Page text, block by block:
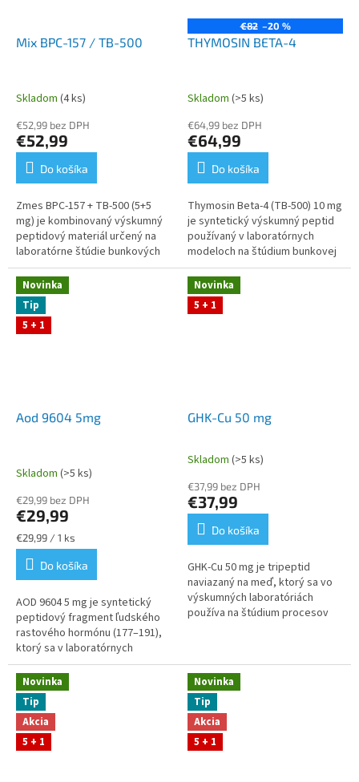
Mix BPC-157 / TB-500
Skladom (4 ks)
€52,99 bez DPH
€52,99
Do košíka
Zmes BPC‑157 + TB‑500 (5+5
mg) je kombinovaný výskumný
peptidový materiál určený na
laboratórne štúdie bunkových
procesov, tkanivovej dynamiky
a molekulárnych reakcií....
€82 –20 %
THYMOSIN BETA-4
Skladom (>5 ks)
€64,99 bez DPH
€64,99
Do košíka
Thymosin Beta‑4 (TB‑500) 10 mg
je syntetický výskumný peptid
používaný v laboratórnych
modeloch na štúdium bunkovej
dynamiky, tkanivových
procesov a molekulárnych
mechanizmov...
Novinka
Tip
5 + 1
Aod 9604 5mg
Skladom (>5 ks)
€29,99 bez DPH
€29,99
Jednotková
cena:
€29,99 / 1 ks
Do košíka
AOD 9604 5 mg je syntetický
peptidový fragment ľudského
rastového hormónu (177–191),
ktorý sa v laboratórnych
modeloch používa na štúdium
metabolických procesov,
regulácie...
Novinka
5 + 1
GHK-Cu 50 mg
Priemerné
produktu
je
5,0
hviezdičiek.
Skladom (>5 ks)
€37,99 bez DPH
€37,99
Do košíka
GHK‑Cu 50 mg je tripeptid
naviazaný na meď, ktorý sa vo
výskumných laboratóriách
používa na štúdium procesov
Novinka
Tip
Akcia
5 + 1
Novinka
Tip
Akcia
5 + 1